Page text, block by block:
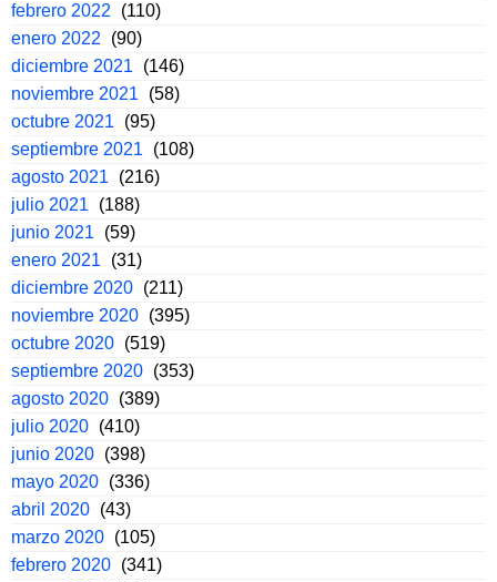
febrero 2022
(110)
enero 2022
(90)
diciembre 2021
(146)
noviembre 2021
(58)
octubre 2021
(95)
septiembre 2021
(108)
agosto 2021
(216)
julio 2021
(188)
junio 2021
(59)
enero 2021
(31)
diciembre 2020 (211)
noviembre 2020 (395)
octubre 2020 (519)
septiembre 2020 (353)
agosto 2020 (389)
julio 2020 (410)
junio 2020 (398)
mayo 2020 (336)
abril 2020 (43)
marzo 2020 (105)
febrero 2020 (341)